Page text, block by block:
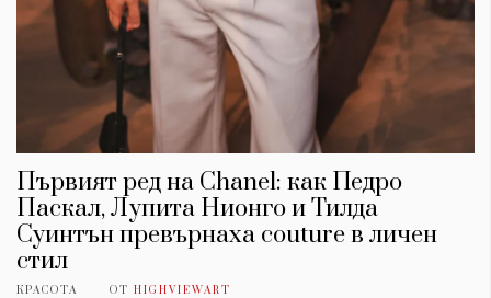
Първият ред на Chanel: как Педро
Паскал, Лупита Нионго и Тилда
Суинтън превърнаха couture в личен
стил
КРАСОТА ОТ HIGHVIEWART